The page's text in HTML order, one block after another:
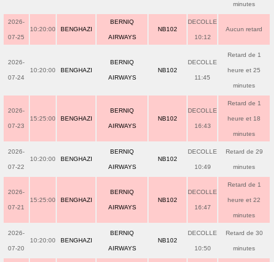
minutes
2026-
07-25
10:20:00 BENGHAZI
BERNIQ
AIRWAYS
NB102
DECOLLE
10:12
Aucun retard
2026-
07-24
10:20:00 BENGHAZI
BERNIQ
AIRWAYS
NB102
DECOLLE
11:45
Retard de 1
heure et 25
minutes
2026-
07-23
15:25:00 BENGHAZI
BERNIQ
AIRWAYS
NB102
DECOLLE
16:43
Retard de 1
heure et 18
minutes
2026-
07-22
10:20:00 BENGHAZI
BERNIQ
AIRWAYS
NB102
DECOLLE
10:49
Retard de 29
minutes
2026-
07-21
15:25:00 BENGHAZI
BERNIQ
AIRWAYS
NB102
DECOLLE
16:47
Retard de 1
heure et 22
minutes
2026-
07-20
10:20:00 BENGHAZI
BERNIQ
AIRWAYS
NB102
DECOLLE
10:50
Retard de 30
minutes